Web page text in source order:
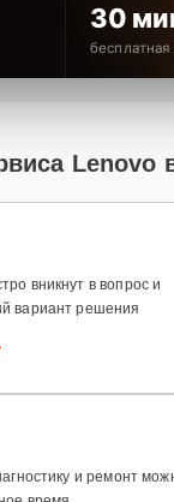
30
бесплатная
Lenovo
вникнут в вопрос и
вариант решения
и ремонт